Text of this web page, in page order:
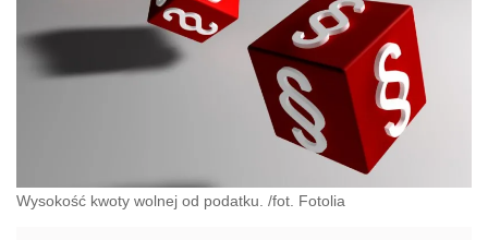
Wysokość kwoty wolnej od podatku. /fot. Fotolia